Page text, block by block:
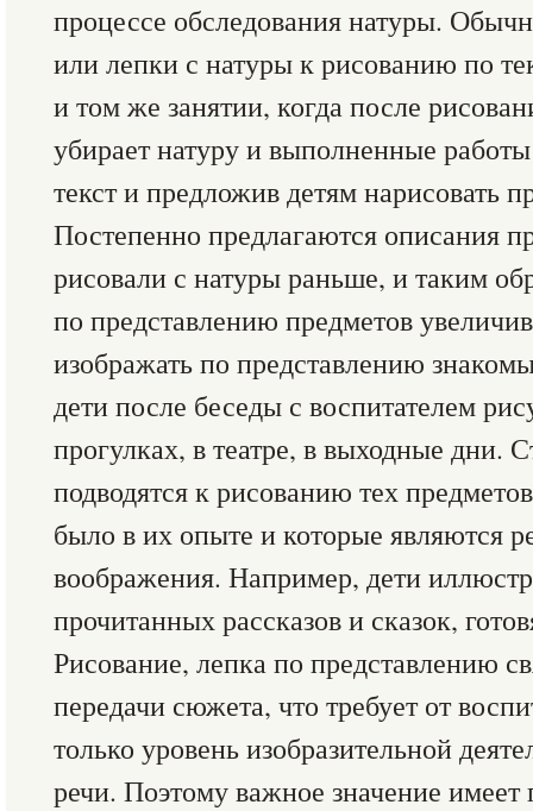
процессе обследования натуры.
или лепки с натуры к рисованию по
и том же занятии, когда после
убирает натуру и выполненные
текст и предложив детям нарисовать
Постепенно предлагаются описания
рисовали с натуры раньше, и таким
по представлению предметов
изображать по представлению
дети после беседы с воспитателем
прогулках, в театре, в выходные дни.
подводятся к рисованию тех
было в их опыте и которые являются
воображения. Например, дети
прочитанных рассказов и сказок,
Рисование, лепка по представлению
передачи сюжета, что требует от
только уровень изобразительной
речи. Поэтому важное значение имеет